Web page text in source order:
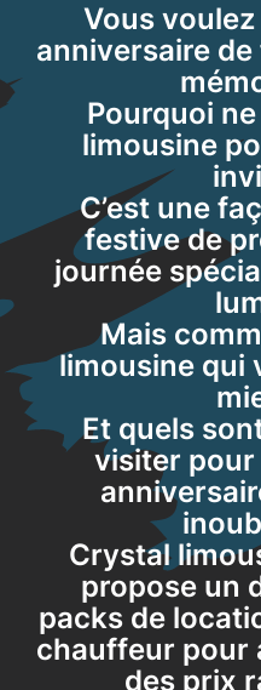
Vous
anniversaire
Pourquoi
limousine
C’est une
festive de
journée
Mais
limousine qui
Et quels
visiter
Crystal
propose un
packs de
chauffeur pour
des prix